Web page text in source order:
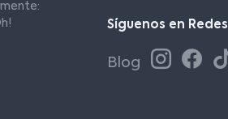
Síguenos en Redes
Blog